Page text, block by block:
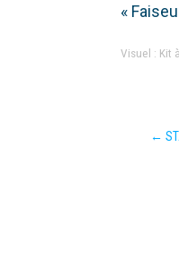
«
Visuel : Kit
←